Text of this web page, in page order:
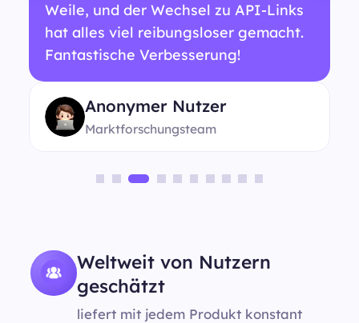
Weile, und der Wechsel zu API-Links
hat alles viel reibungsloser gemacht.
Fantastische Verbesserung!
Anonymer Nutzer
Marktforschungsteam
Weltweit von Nutzern
geschätzt
liefert mit jedem Produkt konstant